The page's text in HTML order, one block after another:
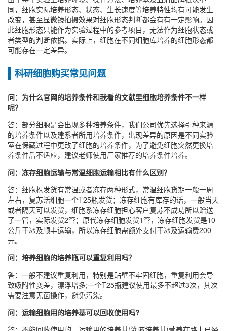
同，细胞实际培养形态、状态、生长速度等培养特性均有可能发生
改变，甚至显微镜拍摄效果对细胞形态判断都会有有一定影响。因
此细胞形态只能作为实验过程中的参考项目，无法作为细胞状态或
者类型的判断依据。实际上，细胞在不同细胞库培养的细胞形态都
可能存在一定差异。
科研细胞购买常见问题
问：为什么官网的培养条件和我看的文献里细胞培养条件不一样
呢？
答：部分细胞是会出现多种培养条件，我们公司优先选择引种来源
的培养条件以及建系者所用培养条件，出现差异的原因是不同实验
室在保藏过程中更改了细胞的培养条件，为了避免细胞突然更换培
养条件后不适应，建议老师使用厂家推荐的培养条件培养。
问：冻存细胞运输与常温细胞运输相比有什么区别？
答：细胞株发货有常温或者冻存两种形式，常温细胞货期一般一周
左右，复苏活细胞一个T25瓶发货；冻存细胞有库存的话，一般当天
或者隔天可以发货，细胞系冻存细胞担心客户复苏不成功所以赠送
了一管，实际发货2管；原代冻存细胞发货1管，冻存细胞发货是10
公斤干冰及顺丰运输，所以冻存细胞需额外支付干冰及运输费200
元。
问：培养细胞的培养瓶可以重复利用吗？
答：一般不建议重复利用，特别是贴壁不牢固细胞，重复利用会导
致吸附性变差，漂浮增多;一个T25瓶建议使用最多不超过3次，其次
需要注意无菌操作，避免污染。
问：运输细胞用的培养基可以回收使用吗?